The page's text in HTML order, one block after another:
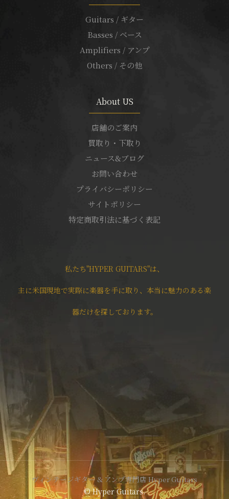
Guitars / ギター
Basses / ベース
Amplifiers / アンプ
Others / その他
About US
店舗のご案内
買取り・下取り
ニュース&ブログ
お問い合わせ
プライバシーポリシー
サイトポリシー
特定商取引法に基づく表記
私たち"HYPER GUITARS"は、
主に米国現地で実際に楽器を手に取り、本当に魅力のある楽
器だけを探しております。
ヴィンテージギター & アンプ専門店 Hyper Guitars
© Hyper Guitars.